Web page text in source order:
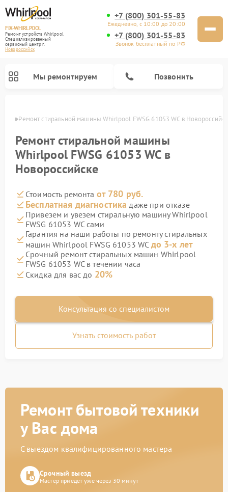
FIX-WHIRLPOOL
Ремонт устройств Whirlpool
Специализированный
cервисный центр г.
Новороссийск
+7 (800) 301-55-83
Ежедневно, с 10:00 до 20:00
+7 (800) 301-55-83
Звонок бесплатный по РФ
Мы ремонтируем Позвонить
Ремонт стиральной машины Whirlpool FWSG 61053 WC в
Ремонт стиральной машины
Whirlpool FWSG 61053 WC в
Новороссийске
Стоимость ремонта от 780 руб.
Бесплатная диагностика даже при отказе
Привезем и увезем стиральную машину Whirlpool
FWSG 61053 WC сами
Гарантия на наши работы по ремонту стиральных
машин Whirlpool FWSG 61053 WC до 3-х лет
Срочный ремонт стиральных машин Whirlpool
FWSG 61053 WC в течении часа
Скидка для вас до 20%
Консультация со специалистом
Узнать стоимость работ
Ремонт бытовой техники
у Вас дома
С выездом квалифицированного мастера
Срочный выезд
Мастер приедет уже через 30 минут